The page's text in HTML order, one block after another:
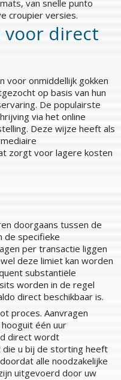
van snelle punto
croupier versies.
voor direct
voor onmiddellijk gokken
op basis van hun
De populairste
via het online
Deze wijze heeft als
zorgt voor lagere kosten
doorgaans tussen de
de specifieke
per transactie liggen
deze limiet kan worden
substantiële
worden in de regel
direct beschikbaar is.
proces. Aanvragen
één uur
direct wordt
die u bij de storting heeft
alle noodzakelijke
uitgevoerd door uw